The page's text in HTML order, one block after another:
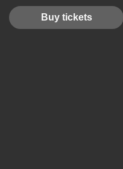
Buy tickets